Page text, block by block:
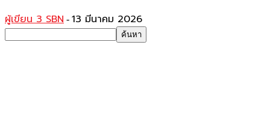
ผู้เขียน 3 SBN - 13 มีนาคม 2026